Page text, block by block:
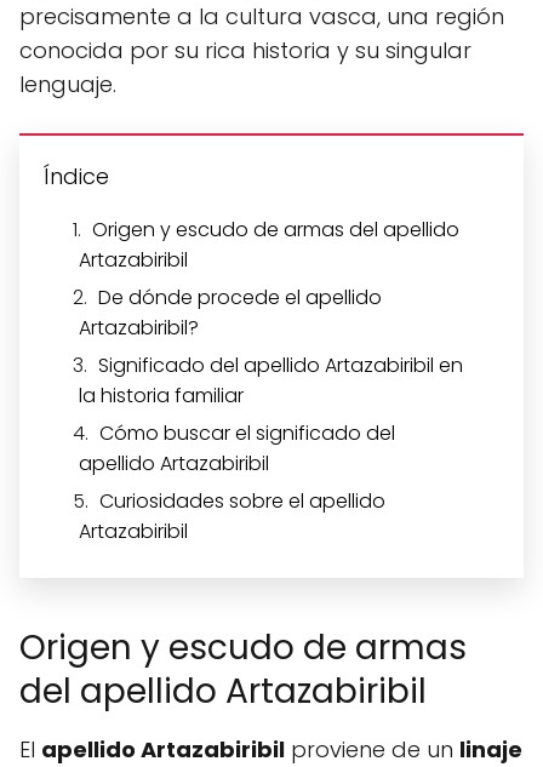
precisamente a la cultura vasca, una región
conocida por su rica historia y su singular
lenguaje.
Índice
Origen y escudo de armas del apellido
Artazabiribil
De dónde procede el apellido
Artazabiribil?
Significado del apellido Artazabiribil en
la historia familiar
Cómo buscar el significado del
apellido Artazabiribil
Curiosidades sobre el apellido
Artazabiribil
Origen y escudo de armas
del apellido Artazabiribil
El apellido Artazabiribil proviene de un linaje